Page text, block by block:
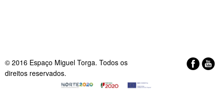
© 2016 Espaço Miguel Torga. Todos os
direitos reservados.